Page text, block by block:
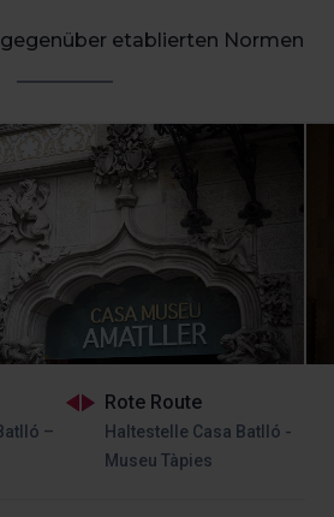
etablierten Normen
–
Rote Route
Haltestelle Casa Batlló -
Museu Tàpies